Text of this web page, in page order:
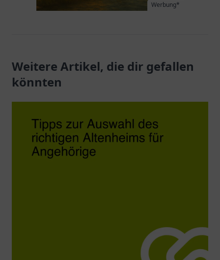
Werbung*
Weitere Artikel, die dir gefallen
könnten